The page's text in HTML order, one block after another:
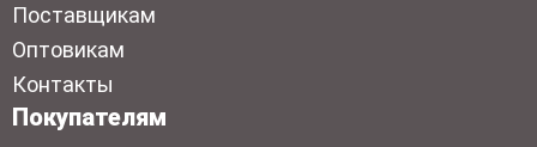
Поставщикам
Оптовикам
Контакты
Покупателям